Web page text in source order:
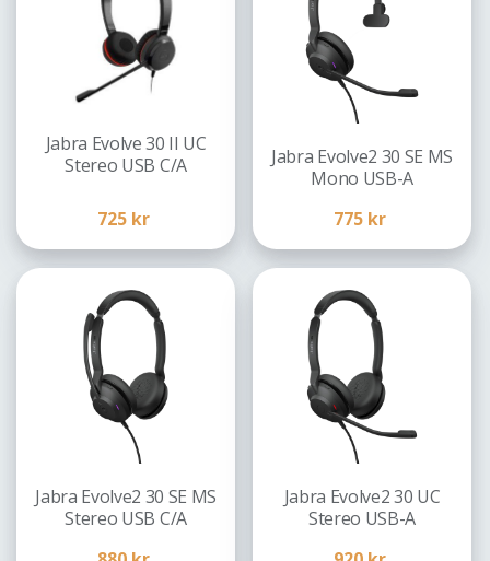
Jabra Evolve 30 II UC
Stereo USB C/A
725 kr
Jabra Evolve2 30 SE MS
Mono USB-A
775 kr
Jabra Evolve2 30 SE MS
Stereo USB C/A
Jabra Evolve2 30 UC
Stereo USB-A